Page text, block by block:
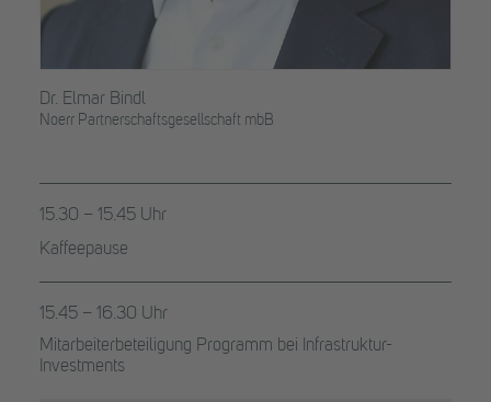
Dr. Elmar Bindl
Noerr Partnerschaftsgesellschaft mbB
15.30 – 15.45 Uhr
Kaffeepause
15.45 – 16.30 Uhr
Mitarbeiterbeteiligung Programm bei Infrastruktur-
Investments